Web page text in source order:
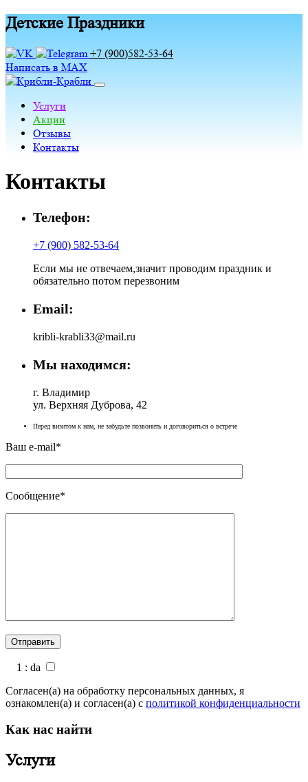
Детские Праздники
+7 (900)582-53-64
Написать в MAX
Услуги
Акции
Отзывы
Контакты
Контакты
Телефон:
+7 (900) 582-53-64
Если мы не отвечаем,значит проводим праздник и
обязательно потом перезвоним
Email:
kribli-krabli33@mail.ru
Мы находимся:
г. Владимир
ул. Верхняя Дуброва, 42
Перед визитом к нам, не забудьте позвонить и договориться о встрече
Ваш e-mail*
Сообщение*
1 : da
Согласен(а) на обработку персональных данных, я
ознакомлен(а) и согласен(а) с политикой конфиденциальности
Как нас найти
Услуги